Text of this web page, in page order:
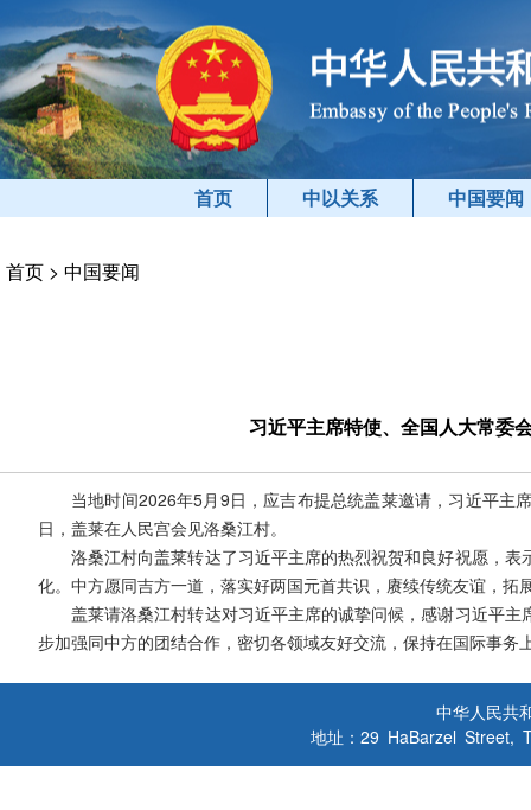
首页 中以关系 中国要闻
首页 > 中国要闻
习近平主席特使、全国人大常委
当地时间2026年5月9日，应吉布提总统盖莱邀请，习近平主
日，盖莱在人民宫会见洛桑江村。
洛桑江村向盖莱转达了习近平主席的热烈祝贺和良好祝愿，
化。中方愿同吉方一道，落实好两国元首共识，赓续传统友谊，拓
盖莱请洛桑江村转达对习近平主席的诚挚问候，感谢习近平
步加强同中方的团结合作，密切各领域友好交流，保持在国际事务
中华人民共
地址：29 HaBarzel Street,